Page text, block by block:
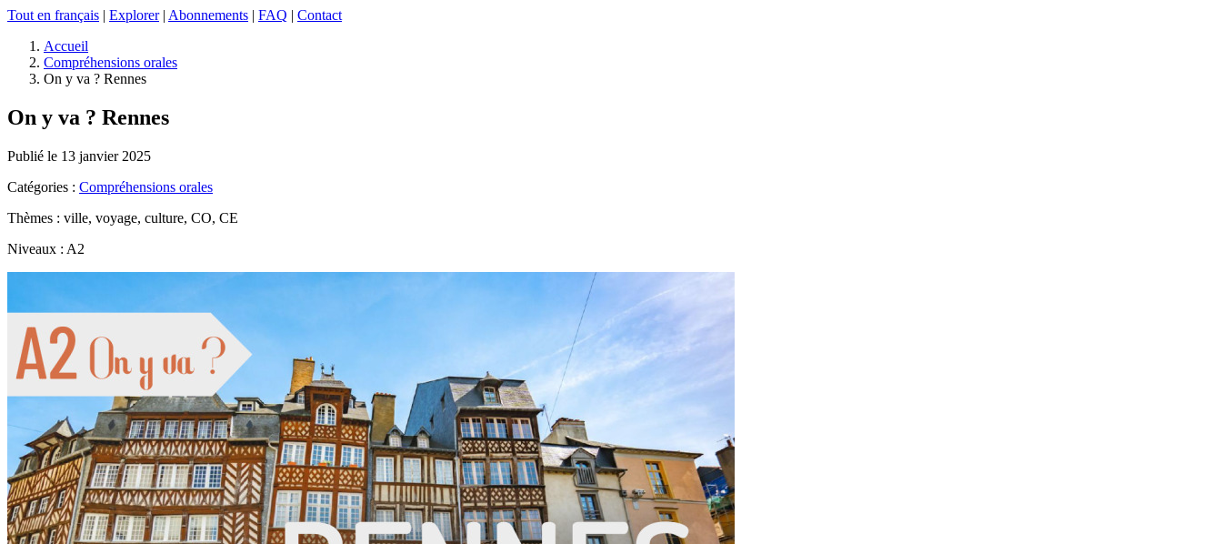
Tout en français | Explorer| Abonnements | FAQ | Contact
Accueil
Compréhensions orales
On y va ? Rennes
On y va ? Rennes
Publié le 13 janvier 2025
Catégories : Compréhensions orales
Thèmes : ville, voyage, culture, CO, CE
Niveaux : A2